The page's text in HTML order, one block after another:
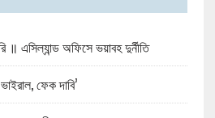
॥ এসিল্যান্ড অফিসে ভয়াবহ দুর্নীতি
ফেক দাবি’